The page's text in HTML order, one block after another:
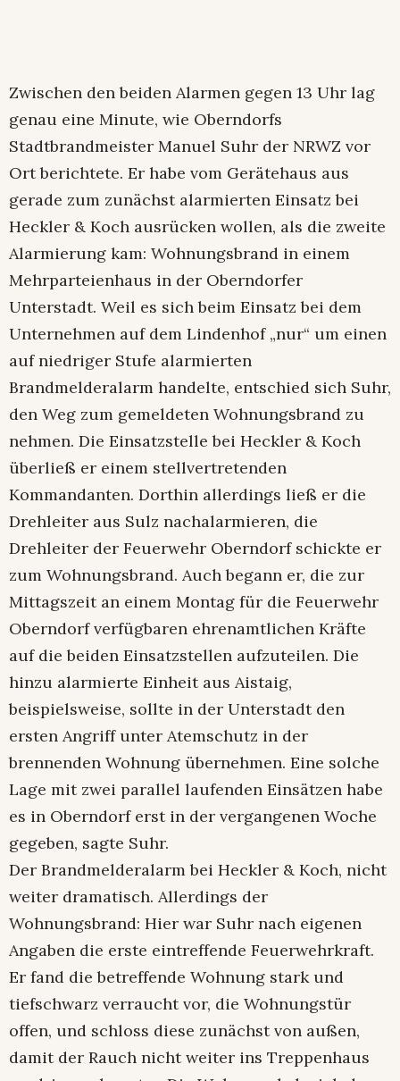
Zwischen den beiden Alarmen gegen 13 Uhr lag
genau eine Minute, wie Oberndorfs
Stadtbrandmeister Manuel Suhr der NRWZ vor
Ort berichtete. Er habe vom Gerätehaus aus
gerade zum zunächst alarmierten Einsatz bei
Heckler & Koch ausrücken wollen, als die zweite
Alarmierung kam: Wohnungsbrand in einem
Mehrparteienhaus in der Oberndorfer
Unterstadt. Weil es sich beim Einsatz bei dem
Unternehmen auf dem Lindenhof „nur“ um einen
auf niedriger Stufe alarmierten
Brandmelderalarm handelte, entschied sich Suhr,
den Weg zum gemeldeten Wohnungsbrand zu
nehmen. Die Einsatzstelle bei Heckler & Koch
überließ er einem stellvertretenden
Kommandanten. Dorthin allerdings ließ er die
Drehleiter aus Sulz nachalarmieren, die
Drehleiter der Feuerwehr Oberndorf schickte er
zum Wohnungsbrand. Auch begann er, die zur
Mittagszeit an einem Montag für die Feuerwehr
Oberndorf verfügbaren ehrenamtlichen Kräfte
auf die beiden Einsatzstellen aufzuteilen. Die
hinzu alarmierte Einheit aus Aistaig,
beispielsweise, sollte in der Unterstadt den
ersten Angriff unter Atemschutz in der
brennenden Wohnung übernehmen. Eine solche
Lage mit zwei parallel laufenden Einsätzen habe
es in Oberndorf erst in der vergangenen Woche
gegeben, sagte Suhr.
Der Brandmelderalarm bei Heckler & Koch, nicht
weiter dramatisch. Allerdings der
Wohnungsbrand: Hier war Suhr nach eigenen
Angaben die erste eintreffende Feuerwehrkraft.
Er fand die betreffende Wohnung stark und
tiefschwarz verraucht vor, die Wohnungstür
offen, und schloss diese zunächst von außen,
damit der Rauch nicht weiter ins Treppenhaus